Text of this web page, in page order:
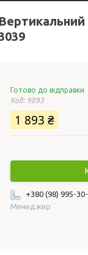
Готово до відправки
Код: 9893
1 893 ₴
+380 (98) 995-
Менеджер